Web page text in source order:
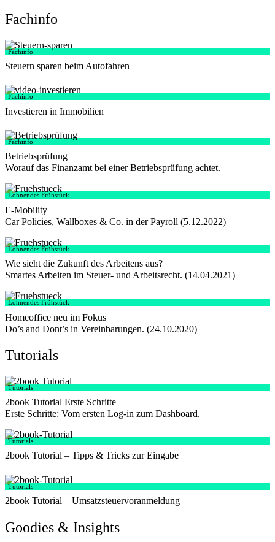
Fachinfo
Fachinfo
Steuern sparen beim Autofahren
Fachinfo
Investieren in Immobilien
Fachinfo
Betriebsprüfung
Worauf das Finanzamt bei einer Betriebsprüfung achtet.
Lohnendes Frühstück
E-Mobility
Car Policies, Wallboxes & Co. in der Payroll (5.12.2022)
Lohnendes Frühstück
Wie sieht die Zukunft des Arbeitens aus?
Smartes Arbeiten im Steuer- und Arbeitsrecht. (14.04.2021)
Lohnendes Frühstück
Homeoffice neu im Fokus
Do’s and Dont’s in Vereinbarungen. (24.10.2020)
Tutorials
Tutorials
2book Tutorial Erste Schritte
Erste Schritte: Vom ersten Log-in zum Dashboard.
Tutorials
2book Tutorial – Tipps & Tricks zur Eingabe
Tutorials
2book Tutorial – Umsatzsteuervoranmeldung
Goodies & Insights